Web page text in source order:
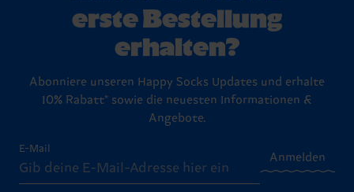
erste Bestellung
erhalten?
Abonniere unseren Happy Socks Updates und erhalte
10% Rabatt* sowie die neuesten Informationen &
Angebote.
E-Mail
Anmelden